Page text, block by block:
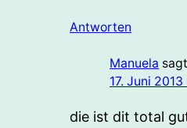
Antworten
Manuela
17. Juni
die ist dit total